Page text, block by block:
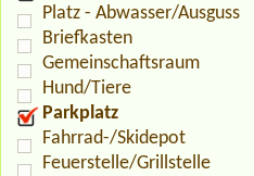
Platz - Abwasser/Ausguss
Briefkasten
Gemeinschaftsraum
Hund/Tiere
Parkplatz
Fahrrad-/Skidepot
Feuerstelle/Grillstelle